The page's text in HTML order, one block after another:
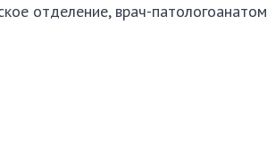
отделение, врач-патологоанатом